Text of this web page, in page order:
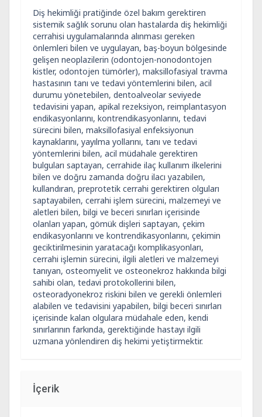
Diş hekimliği pratiğinde özel bakım gerektiren
sistemik sağlık sorunu olan hastalarda diş hekimliği
cerrahisi uygulamalarında alınması gereken
önlemleri bilen ve uygulayan, baş-boyun bölgesinde
gelişen neoplazilerin (odontojen-nonodontojen
kistler, odontojen tümörler), maksillofasiyal travma
hastasının tanı ve tedavi yöntemlerini bilen, acil
durumu yönetebilen, dentoalveolar seviyede
tedavisini yapan, apikal rezeksiyon, reimplantasyon
endikasyonlarını, kontrendikasyonlarını, tedavi
sürecini bilen, maksillofasiyal enfeksiyonun
kaynaklarını, yayılma yollarını, tanı ve tedavi
yöntemlerini bilen, acil müdahale gerektiren
bulguları saptayan, cerrahide ilaç kullanım ilkelerini
bilen ve doğru zamanda doğru ilacı yazabilen,
kullandıran, preprotetik cerrahi gerektiren olguları
saptayabilen, cerrahi işlem sürecini, malzemeyi ve
aletleri bilen, bilgi ve beceri sınırları içerisinde
olanları yapan, gömük dişleri saptayan, çekim
endikasyonlarını ve kontrendikasyonlarını, çekimin
geciktirilmesinin yaratacağı komplikasyonları,
cerrahi işlemin sürecini, ilgili aletleri ve malzemeyi
tanıyan, osteomyelit ve osteonekroz hakkında bilgi
sahibi olan, tedavi protokollerini bilen,
osteoradyonekroz riskini bilen ve gerekli önlemleri
alabilen ve tedavisini yapabilen, bilgi beceri sınırları
içerisinde kalan olgulara müdahale eden, kendi
sınırlarının farkında, gerektiğinde hastayı ilgili
uzmana yönlendiren diş hekimi yetiştirmektir.
İçerik